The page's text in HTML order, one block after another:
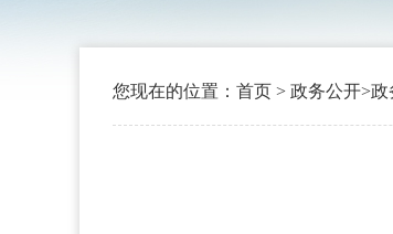
您现在的位置： 首页 > 政务公开>政